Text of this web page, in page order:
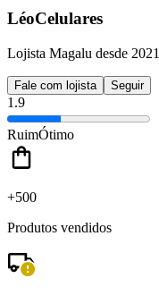
LéoCelulares
Lojista Magalu desde 2021
Fale com lojista Seguir
1.9
RuimÓtimo
+500
Produtos vendidos